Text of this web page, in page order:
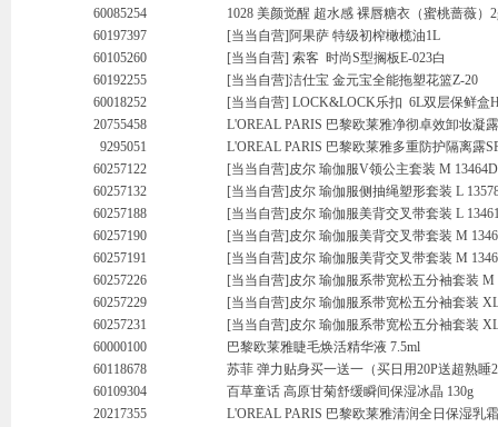
60085254
1028 美颜觉醒 超水感 裸唇糖衣（蜜桃蔷薇）
60197397
[当当自营]阿果萨 特级初榨橄榄油1L
60105260
[当当自营] 索客 时尚S型搁板E-023白
60192255
[当当自营]洁仕宝 金元宝全能拖塑花篮Z-20
60018252
[当当自营] LOCK&LOCK乐扣 6L双层保鲜盒
20755458
L'OREAL PARIS 巴黎欧莱雅净彻卓效卸妆凝
9295051
L'OREAL PARIS 巴黎欧莱雅多重防护隔离露
60257122
[当当自营]皮尔 瑜伽服V领公主套装 M
60257132
[当当自营]皮尔 瑜伽服侧抽绳塑形套装 L
60257188
[当当自营]皮尔 瑜伽服美背交叉带套装 L
60257190
[当当自营]皮尔 瑜伽服美背交叉带套装 M
60257191
[当当自营]皮尔 瑜伽服美背交叉带套装 M
60257226
[当当自营]皮尔 瑜伽服系带宽松五分袖套装
60257229
[当当自营]皮尔 瑜伽服系带宽松五分袖套装
60257231
[当当自营]皮尔 瑜伽服系带宽松五分袖套装
60000100
巴黎欧莱雅睫毛焕活精华液 7.5ml
60118678
苏菲 弹力贴身买一送一（买日用20P送超熟睡
60109304
百草童话 高原甘菊舒缓瞬间保湿冰晶 130g
20217355
L'OREAL PARIS 巴黎欧莱雅清润全日保湿乳